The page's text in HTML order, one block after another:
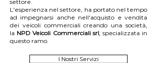
settore.
L'esperienza nel settore, ha portato nel tempo
ad impegnarsi anche nell'acquisto e vendita
dei veicoli commerciali creando una società,
la NPD Veicoli Commerciali srl, specializzata in
questo ramo.
I Nostri Servizi